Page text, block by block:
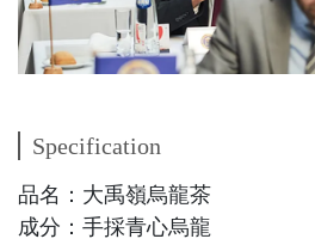
Specification
品名：大禹嶺烏龍茶
成分：手採青心烏龍